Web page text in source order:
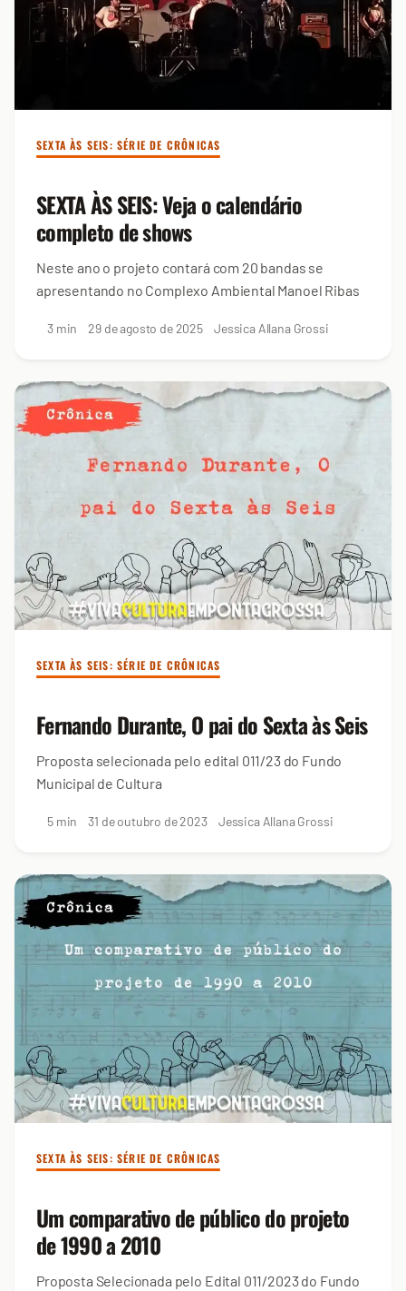
SEXTA ÀS SEIS: SÉRIE DE CRÔNICAS
SEXTA ÀS SEIS: Veja o calendário
completo de shows
Neste ano o projeto contará com 20 bandas se
apresentando no Complexo Ambiental Manoel Ribas
3 min 29 de agosto de 2025 Jessica Allana Grossi
SEXTA ÀS SEIS: SÉRIE DE CRÔNICAS
Fernando Durante, O pai do Sexta às Seis
Proposta selecionada pelo edital 011/23 do Fundo
Municipal de Cultura
5 min 31 de outubro de 2023 Jessica Allana Grossi
SEXTA ÀS SEIS: SÉRIE DE CRÔNICAS
Um comparativo de público do projeto
de 1990 a 2010
Proposta Selecionada pelo Edital 011/2023 do Fundo